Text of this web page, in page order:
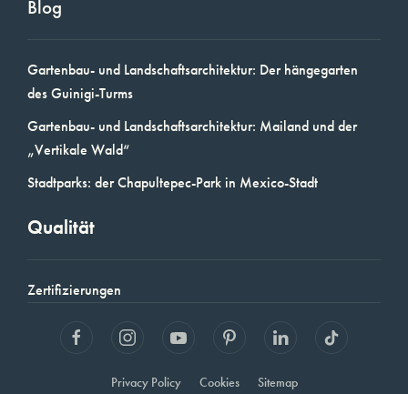
Blog
Gartenbau- und Landschaftsarchitektur: Der hängegarten
des Guinigi-Turms
Gartenbau- und Landschaftsarchitektur: Mailand und der
„Vertikale Wald“
Stadtparks: der Chapultepec-Park in Mexico-Stadt
Qualität
Zertifizierungen
Privacy Policy Cookies Sitemap